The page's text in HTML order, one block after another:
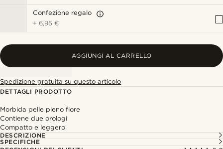
Confezione regalo
+6,95 €
AGGIUNGI AL CARRELLO
Spedizione gratuita su questo articolo
DETTAGLI PRODOTTO
Morbida pelle pieno fiore
Contiene due orologi
Compatto e leggero
DESCRIZIONE
SPECIFICHE